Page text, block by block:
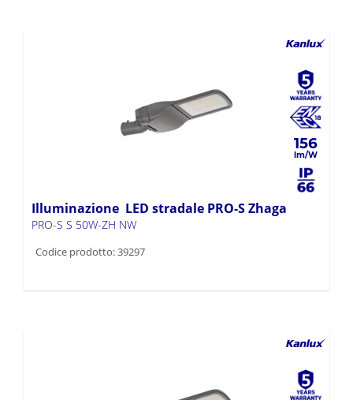
156
Illuminazione LED stradale PRO-S Zhaga
PRO-S S 50W-ZH NW
Codice prodotto: 39297